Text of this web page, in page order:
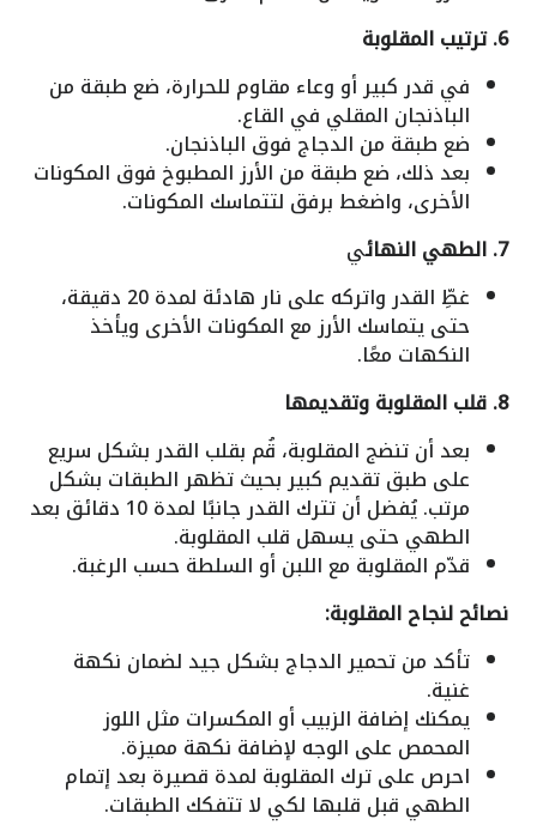
6. ترتيب المقلوبة
في قدر كبير أو وعاء مقاوم للحرارة، ضع طبقة من
الباذنجان المقلي في القاع.
ضع طبقة من الدجاج فوق الباذنجان.
بعد ذلك، ضع طبقة من الأرز المطبوخ فوق المكونات
الأخرى، واضغط برفق لتتماسك المكونات.
7. الطهي النهائ
ي
غطِّ القدر واتركه على نار هادئة لمدة 20 دقيقة،
حتى يتماسك الأرز مع المكونات الأخرى ويأخذ
النكهات معًا.
8. قلب المقلوبة وتقديمها
بعد أن تنضج المقلوبة، قُم بقلب القدر بشكل سريع
على طبق تقديم كبير بحيث تظهر الطبقات بشكل
مرتب. يُفضل أن تترك القدر جانبًا لمدة 10 دقائق بعد
الطهي حتى يسهل قلب المقلوبة.
قدّم المقلوبة مع اللبن أو السلطة حسب الرغبة.
نصائح لنجاح المقلوبة:
تأكد من تحمير الدجاج بشكل جيد لضمان نكهة
غنية.
يمكنك إضافة الزبيب أو المكسرات مثل اللوز
المحمص على الوجه لإضافة نكهة مميزة.
احرص على ترك المقلوبة لمدة قصيرة بعد إتمام
الطهي قبل قلبها لكي لا تتفكك الطبقات.